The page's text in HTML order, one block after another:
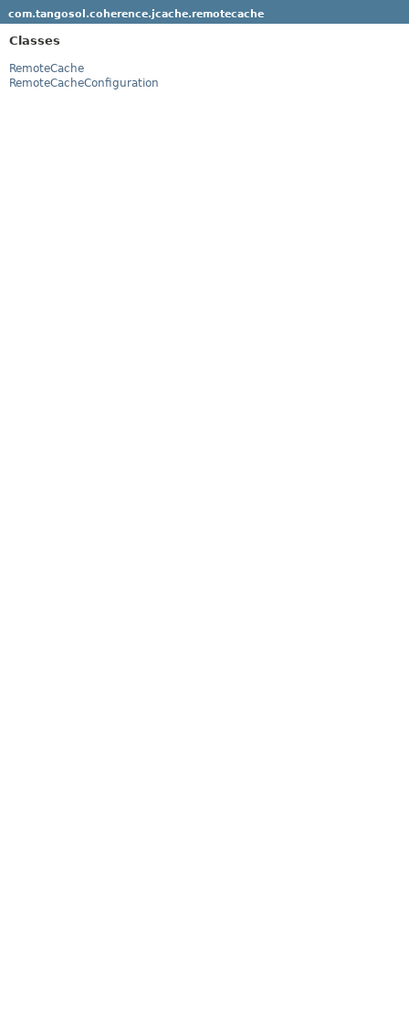
com.tangosol.coherence.jcache.remotecache
Classes
RemoteCache
RemoteCacheConfiguration